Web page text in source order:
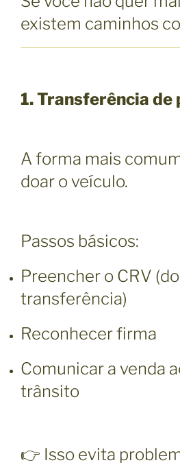
existem caminhos
1. Transferência
A forma mais
doar o veículo.
Passos básicos:
Preencher o CRV
transferência)
Reconhecer firma
Comunicar a venda
trânsito
👉 Isso evita